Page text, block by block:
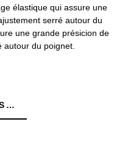
élastique qui assure une
serré autour du
une grande présicion de
du poignet.
NOUS VOUS RECOMMANDONS AUSSI: